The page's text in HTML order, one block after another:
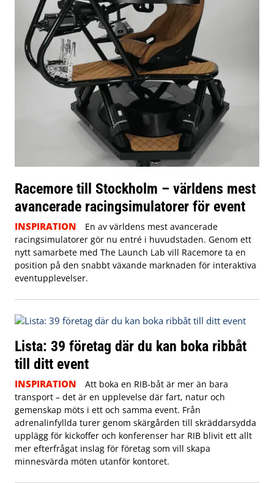
Racemore till Stockholm – världens mest
avancerade racingsimulatorer för event
INSPIRATION
En av världens mest avancerade
racingsimulatorer gör nu entré i huvudstaden. Genom ett
nytt samarbete med The Launch Lab vill Racemore ta en
position på den snabbt växande marknaden för interaktiva
eventupplevelser.
Lista: 39 företag där du kan boka ribbåt
till ditt event
INSPIRATION
Att boka en RIB-båt är mer än bara
transport – det är en upplevelse där fart, natur och
gemenskap möts i ett och samma event. Från
adrenalinfyllda turer genom skärgården till skräddarsydda
upplägg för kickoffer och konferenser har RIB blivit ett allt
mer efterfrågat inslag för företag som vill skapa
minnesvärda möten utanför kontoret.